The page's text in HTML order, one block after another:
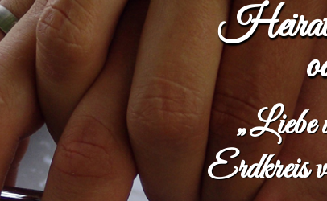
„Liebe
Erdkreis